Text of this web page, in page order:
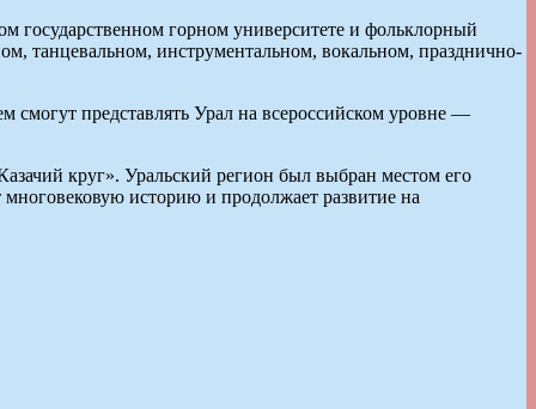
государственном горном университете и фольклорный
танцевальном, инструментальном, вокальном, празднично-
представлять Урал на всероссийском уровне —
круг». Уральский регион был выбран местом его
многовековую историю и продолжает развитие на